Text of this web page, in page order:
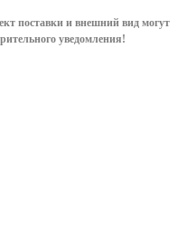
поставки и внешний вид могут
уведомления!